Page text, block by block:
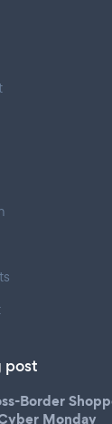
post
Border
Monday